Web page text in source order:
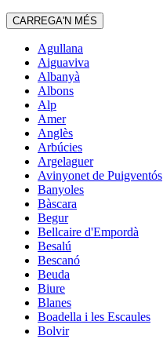
CARREGA'N MÉS
Agullana
Aiguaviva
Albanyà
Albons
Alp
Amer
Anglès
Arbúcies
Argelaguer
Avinyonet de Puigventós
Banyoles
Bàscara
Begur
Bellcaire d'Empordà
Besalú
Bescanó
Beuda
Biure
Blanes
Boadella i les Escaules
Bolvir